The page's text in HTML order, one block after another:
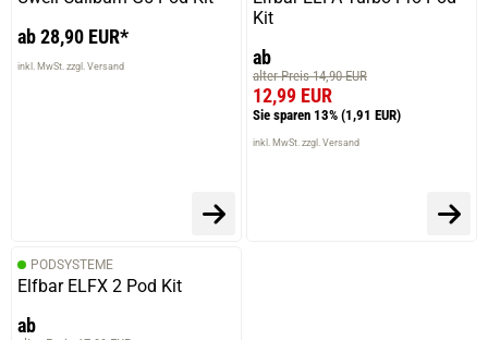
Trustedshops.de
Marleen H.
verifizierter Onlinekauf.
Absolut geil, meine Nummer 1, die Honigmelone
überwiegt hier, sehr intensiver Geschmack:)
Trustedshops.de
verifizierter Onlinekauf.
ab 28,90 EUR*
inkl. MwSt. zzgl. Versand
Kit
ab
alter Preis 14,90 EUR
12,99 EUR
Sie sparen 13% (1,91 EUR)
inkl. MwSt. zzgl. Versand
PODSYSTEME
Elfbar ELFX 2 Pod Kit
ab